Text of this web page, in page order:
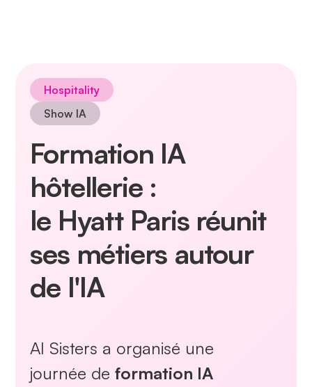
Hospitality
Show IA
Formation IA
hôtellerie :
le Hyatt Paris réunit
ses métiers autour
de l'IA
AI Sisters a organisé une
journée deformation IA